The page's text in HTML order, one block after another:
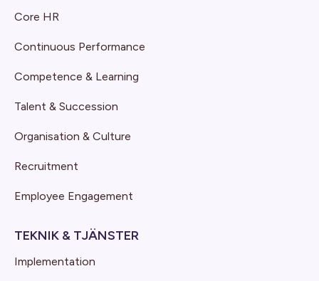
Core HR
Continuous Performance
Competence & Learning
Talent & Succession
Organisation & Culture
Recruitment
Employee Engagement
TEKNIK & TJÄNSTER
Implementation